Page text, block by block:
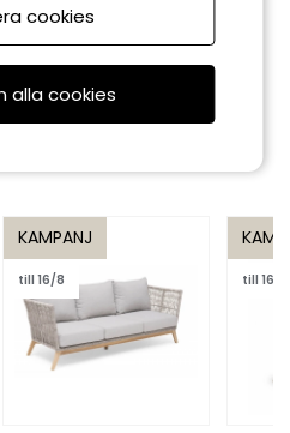
KAMPANJ
till 16/8 till 16/8
cookies
alla cookies